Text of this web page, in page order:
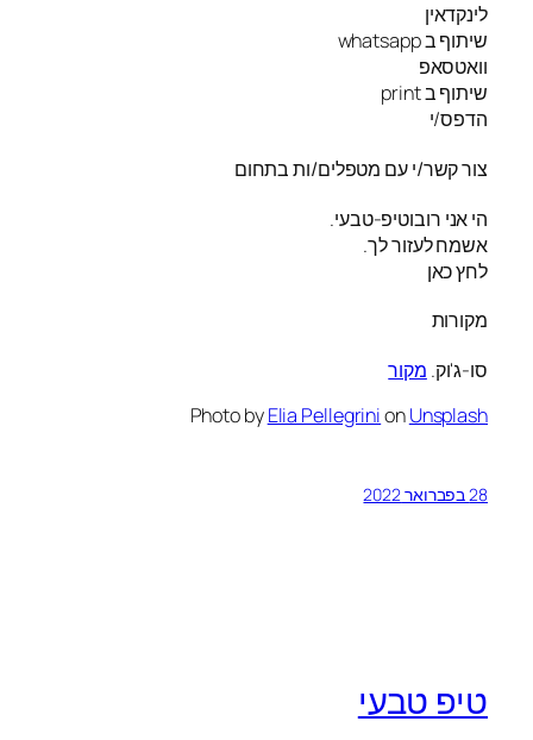
לינקדאין
שיתוף ב whatsapp
וואטסאפ
שיתוף ב print
הדפס/י
צור קשר/י עם מטפלים/ות בתחום
הי אני רובוטיפ-טבעי.
אשמח לעזור לך.
לחץ כאן
מקורות
סו-ג'וק. מקור
Photo byElia PellegrinionUnsplash
28 בפברואר 2022
טיפ טבעי